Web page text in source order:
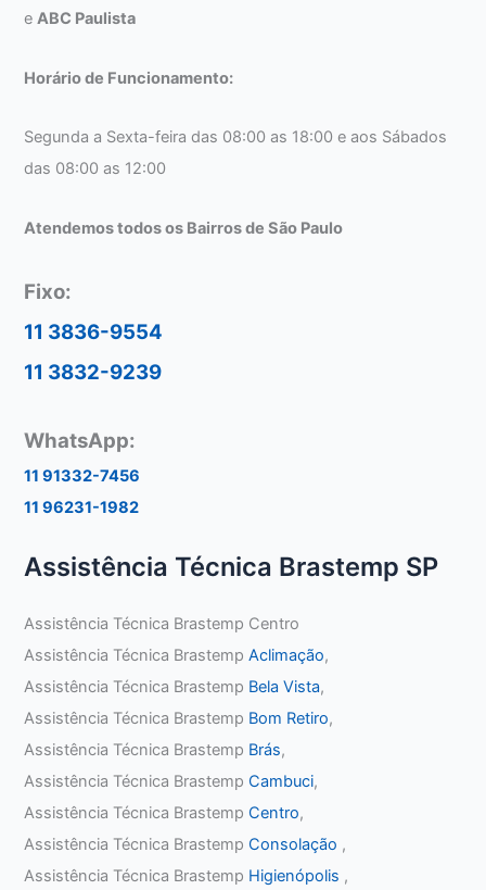
eABC Paulista
Horário de Funcionamento:
Segunda a Sexta-feira das 08:00 as 18:00 e aos Sábados
das 08:00 as 12:00
Atendemos todos os Bairros de São Paulo
Fixo:
11 3836-9554
11 3832-9239
WhatsApp:
11 91332-7456
11 96231-1982
Assistência Técnica Brastemp SP
Assistência Técnica Brastemp Centro
Assistência Técnica BrastempAclimação,
Assistência Técnica Brastemp Bela Vista,
Assistência Técnica Brastemp Bom Retiro,
Assistência Técnica Brastemp Brás,
Assistência Técnica BrastempCambuci,
Assistência Técnica BrastempCentro,
Assistência Técnica BrastempConsolação ,
Assistência Técnica Brastemp Higienópolis ,